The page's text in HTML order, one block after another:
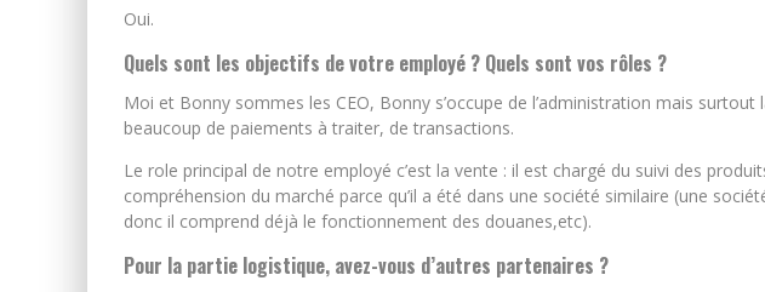
Oui.
Quels sont les objectifs de votre employé ? Quels sont vos rôles ?
Moi et Bonny sommes les CEO, Bonny s’occupe de l’administration mais
beaucoup de paiements à traiter, de transactions.
Le role principal de notre employé c’est la vente : il est chargé du suivi des
compréhension du marché parce qu’il a été dans une société similaire (une
donc il comprend déjà le fonctionnement des douanes,etc).
Pour la partie logistique, avez-vous d’autres partenaires ?